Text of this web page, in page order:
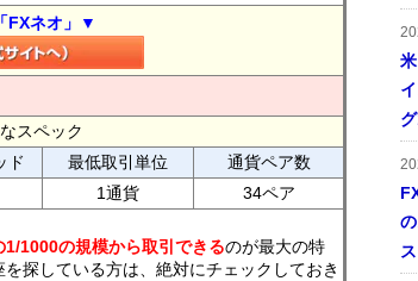
FXネオ」▼
スペック
ド 最低取引単位
通貨ペア数
1通貨
34ペア
1/1000の規模から取引できるのが最大の特
探している方は、絶対にチェックしておき